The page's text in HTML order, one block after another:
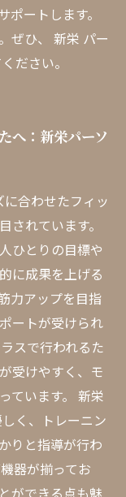
ートします。
ぜひ、 新栄 パー
ださい。
へ：新栄パーソ
合わせたフィッ
されています。
ひとりの目標や
に成果を上げる
力アップを目指
ートが受けられ
スで行われるた
受けやすく、モ
ています。 新栄
く、トレーニン
りと指導が行わ
器が揃ってお
ができる点も魅